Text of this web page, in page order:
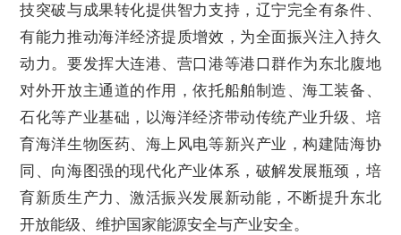
技突破与成果转化提供智力支持，辽宁完全有条件、
有能力推动海洋经济提质增效，为全面振兴注入持久
动力。要发挥大连港、营口港等港口群作为东北腹地
对外开放主通道的作用，依托船舶制造、海工装备、
石化等产业基础，以海洋经济带动传统产业升级、培
育海洋生物医药、海上风电等新兴产业，构建陆海协
同、向海图强的现代化产业体系，破解发展瓶颈，培
育新质生产力、激活振兴发展新动能，不断提升东北
开放能级、维护国家能源安全与产业安全。